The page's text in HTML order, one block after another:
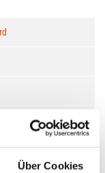
Über Cookies